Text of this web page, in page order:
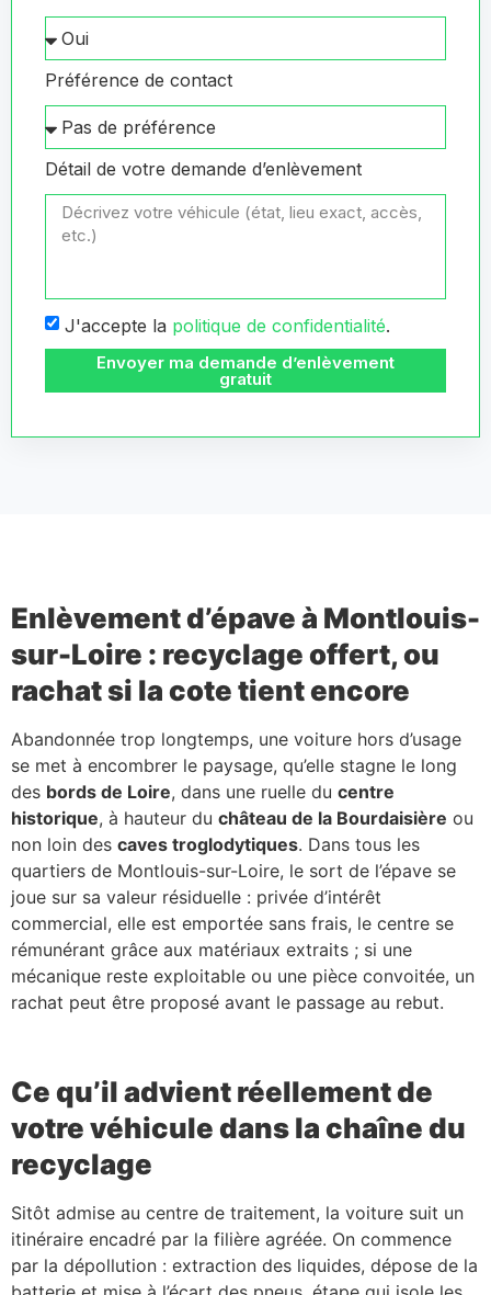
Préférence de contact
Détail de votre demande d’enlèvement
J'accepte la politique de confidentialité.
Envoyer ma demande d’enlèvement
gratuit
Enlèvement d’épave à Montlouis-
sur-Loire : recyclage offert, ou
rachat si la cote tient encore
Abandonnée trop longtemps, une voiture hors d’usage
se met à encombrer le paysage, qu’elle stagne le long
des bords de Loire, dans une ruelle du centre
historique, à hauteur du château de la Bourdaisière ou
non loin des caves troglodytiques. Dans tous les
quartiers de Montlouis-sur-Loire, le sort de l’épave se
joue sur sa valeur résiduelle : privée d’intérêt
commercial, elle est emportée sans frais, le centre se
rémunérant grâce aux matériaux extraits ; si une
mécanique reste exploitable ou une pièce convoitée, un
rachat peut être proposé avant le passage au rebut.
Ce qu’il advient réellement de
votre véhicule dans la chaîne du
recyclage
Sitôt admise au centre de traitement, la voiture suit un
itinéraire encadré par la filière agréée. On commence
par la dépollution : extraction des liquides, dépose de la